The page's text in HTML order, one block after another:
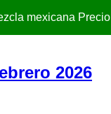
mexicana Precio
2026